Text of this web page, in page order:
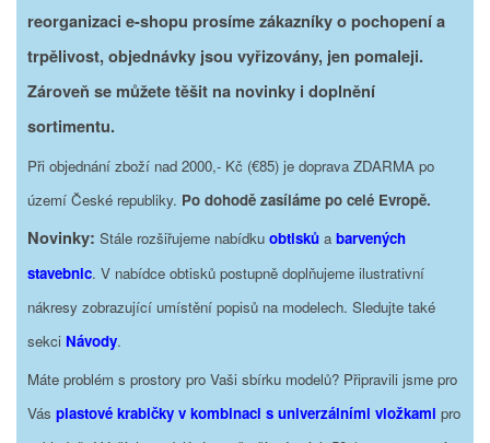
reorganizaci e-shopu prosíme zákazníky o pochopení a
trpělivost, objednávky jsou vyřizovány, jen pomaleji.
Zároveň se můžete těšit na novinky i doplnění
sortimentu.
Při objednání zboží nad 2000,- Kč (€85) je doprava ZDARMA po
území České republiky. Po dohodě zasíláme po celé Evropě.
Novinky: Stále rozšiřujeme nabídku obtisků a barvených
stavebnic. V nabídce obtisků postupně doplňujeme ilustrativní
nákresy zobrazující umístění popisů na modelech. Sledujte také
sekci Návody.
Máte problém s prostory pro Vaši sbírku modelů? Připravili jsme pro
Vás plastové krabičky v kombinaci s univerzálními vložkami pro